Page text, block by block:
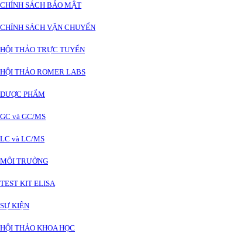
CHÍNH SÁCH BẢO MẬT
CHÍNH SÁCH VẬN CHUYỂN
HỘI THẢO TRỰC TUYẾN
HỘI THẢO ROMER LABS
DƯỢC PHẨM
GC và GC/MS
LC và LC/MS
MÔI TRƯỜNG
TEST KIT ELISA
SỰ KIỆN
HỘI THẢO KHOA HỌC